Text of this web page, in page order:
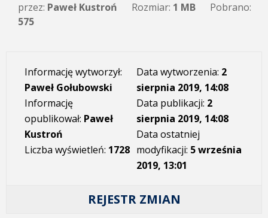
przez: Paweł Kustroń Rozmiar: 1 MB
Pobrano:
575
Informację wytworzył:
Paweł Gołubowski
Informację
opublikował: Paweł
Kustroń
Liczba wyświetleń: 1728
Data wytworzenia: 2
sierpnia 2019, 14:08
Data publikacji: 2
sierpnia 2019, 14:08
Data ostatniej
modyfikacji: 5 września
2019, 13:01
REJESTR ZMIAN